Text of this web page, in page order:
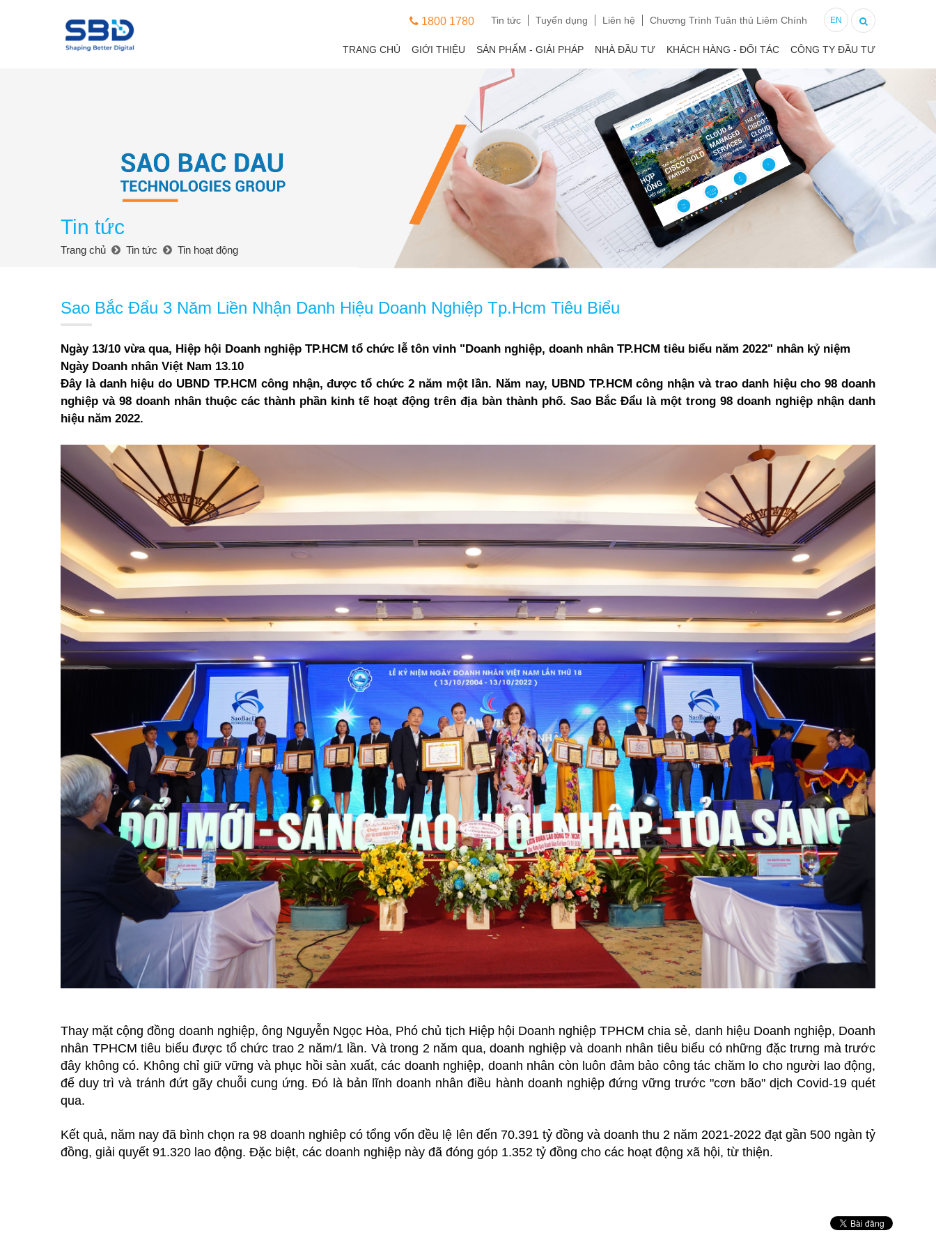
1800 1780 Tin tức Tuyển dụng Liên hệ Chương Trình Tuân thủ Liêm Chính EN
TRANG CHỦ GIỚI THIỆU SẢN PHẨM - GIẢI PHÁP NHÀ ĐẦU TƯ KHÁCH HÀNG - ĐỐI TÁC CÔNG TY ĐẦU TƯ
Tin tức
Trang chủ Tin tức Tin hoạt động
Sao Bắc Đẩu 3 Năm Liền Nhận Danh Hiệu Doanh Nghiệp Tp.Hcm Tiêu Biểu
Ngày13/10 vừa qua, Hiệp hội Doanh nghiệp TP.HCM tổ chức lễ tôn vinh "Doanh nghiệp, doanh nhân TP.HCM tiêu biểu năm 2022" nhân kỷ niệm
Ngày Doanh nhân Việt Nam 13.10
Đây là danh hiệu do UBND TP.HCM công nhận, được tổ chức 2 năm một lần. Năm nay, UBND TP.HCM công nhận và trao danh hiệu cho 98 doanh
nghiệp và 98 doanh nhân thuộc các thành phần kinh tế hoạt động trên địa bàn thành phố. Sao Bắc Đẩu là một trong 98 doanh nghiệp nhận danh
hiệu năm 2022.
Thay mặt cộng đồng doanh nghiệp, ông Nguyễn Ngọc Hòa, Phó chủ tịch Hiệp hội Doanh nghiệp TPHCM chia sẻ, danh hiệu Doanh nghiệp, Doanh
nhân TPHCM tiêu biểu được tổ chức trao 2 năm/1 lần. Và trong 2 năm qua, doanh nghiệp và doanh nhân tiêu biểu có những đặc trưng mà trước
đây không có. Không chỉ giữ vững và phục hồi sản xuất, các doanh nghiệp, doanh nhân còn luôn đảm bảo công tác chăm lo cho người lao động,
để duy trì và tránh đứt gãy chuỗi cung ứng. Đó là bản lĩnh doanh nhân điều hành doanh nghiệp đứng vững trước "cơn bão" dịch Covid-19 quét
qua.
Kết quả, năm nay đã bình chọn ra 98 doanh nghiêp có tổng vốn đều lệ lên đến 70.391 tỷ đồng và doanh thu 2 năm 2021-2022 đạt gần 500 ngàn tỷ
đồng, giải quyết 91.320 lao động. Đặc biệt, các doanh nghiệp này đã đóng góp 1.352 tỷ đồng cho các hoạt động xã hội, từ thiện.